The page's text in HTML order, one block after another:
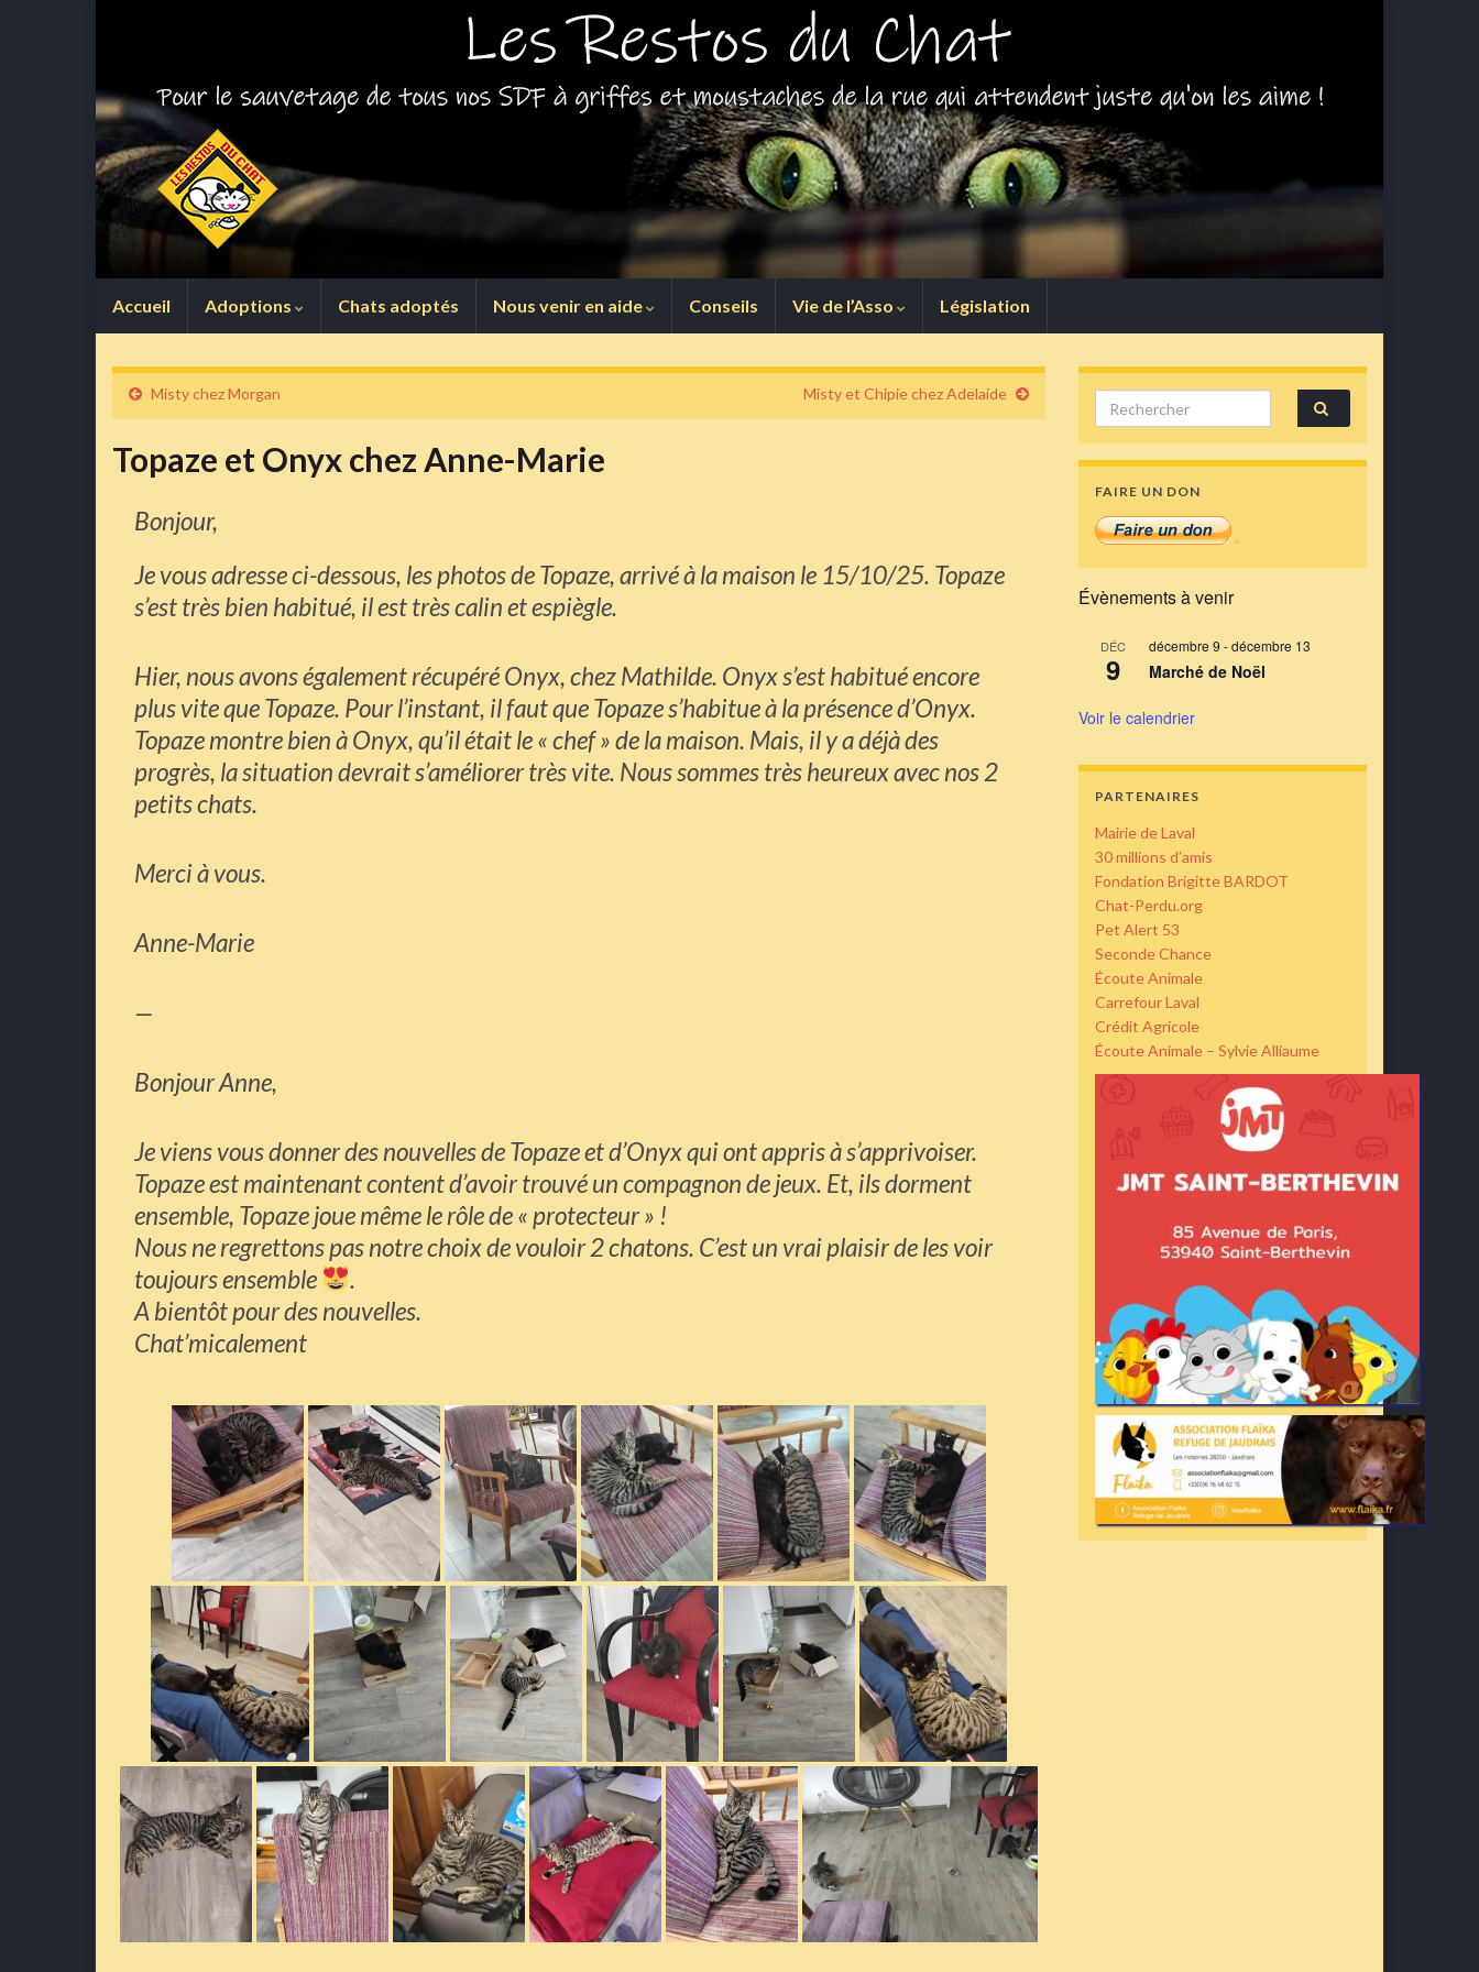
Accueil Adoptions Chats adoptés Nous venir en aide Conseils Vie de l’Asso Législation
Misty chez Morgan Misty et Chipie chez Adelaide
Topaze et Onyx chez Anne-Marie
Bonjour,
Je vous adresse ci-dessous, les photos de Topaze, arrivé à la maison le 15/10/25. Topaze
s’est très bien habitué, il est très calin et espiègle.
Hier, nous avons également récupéré Onyx, chez Mathilde. Onyx s’est habitué encore
plus vite que Topaze. Pour l’instant, il faut que Topaze s’habitue à la présence d’Onyx.
Topaze montre bien à Onyx, qu’il était le « chef » de la maison. Mais, il y a déjà des
progrès, la situation devrait s’améliorer très vite. Nous sommes très heureux avec nos 2
petits chats.
Merci à vous.
Anne-Marie
—
Bonjour Anne,
Je viens vous donner des nouvelles de Topaze et d’Onyx qui ont appris à s’apprivoiser.
Topaze est maintenant content d’avoir trouvé un compagnon de jeux. Et, ils dorment
ensemble, Topaze joue même le rôle de « protecteur » !
Nous ne regrettons pas notre choix de vouloir 2 chatons. C’est un vrai plaisir de les voir
toujours ensemble
.
A bientôt pour des nouvelles.
Chat’micalement
Search for:
FAIRE UN DON
Évènements à venir
DÉC
9
décembre 9 -décembre 13
Marché de Noël
Voir le calendrier
PARTENAIRES
Mairie de Laval
30 millions d’amis
Fondation Brigitte BARDOT
Chat-Perdu.org
Pet Alert 53
Seconde Chance
Écoute Animale
Carrefour Laval
Crédit Agricole
Écoute Animale – Sylvie Alliaume